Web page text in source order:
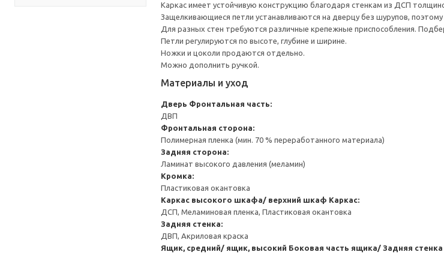
Каркас имеет устойчивую конструкцию благодаря стенкам из ДСП
Защелкивающиеся петли устанавливаются на дверцу без шурупов,
Для разных стен требуются различные крепежные приспособления.
Петли регулируются по высоте, глубине и ширине.
Ножки и цоколи продаются отдельно.
Можно дополнить ручкой.
Материалы и уход
Дверь Фронтальная часть:
ДВП
Фронтальная сторона:
Полимерная пленка (мин. 70 % переработанного материала)
Задняя сторона:
Ламинат высокого давления (меламин)
Кромка:
Пластиковая окантовка
Каркас высокого шкафа/ верхний шкаф Каркас:
ДСП, Меламиновая пленка, Пластиковая окантовка
Задняя стенка:
ДВП, Акриловая краска
Ящик, средний/ ящик, высокий Боковая часть ящика/ Задняя